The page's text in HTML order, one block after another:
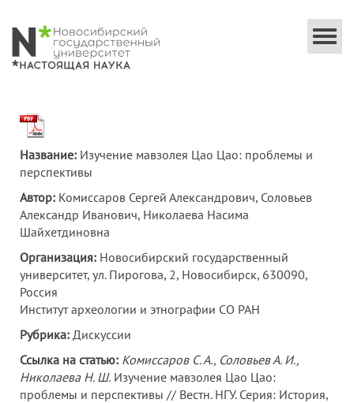
Название: Изучение мавзолея Цао Цао: проблемы и
перспективы
Автор: Комиссаров Сергей Александрович, Соловьев
Александр Иванович, Николаева Насима
Шайхетдиновна
Организация: Новосибирский государственный
университет, ул. Пирогова, 2, Новосибирск, 630090,
Россия
Институт археологии и этнографии СО РАН
Рубрика: Дискуссии
Ссылка на статью: Комиссаров С. А., Соловьев А. И.,
Николаева Н. Ш. Изучение мавзолея Цао Цао:
проблемы и перспективы // Вестн. НГУ. Серия: История,